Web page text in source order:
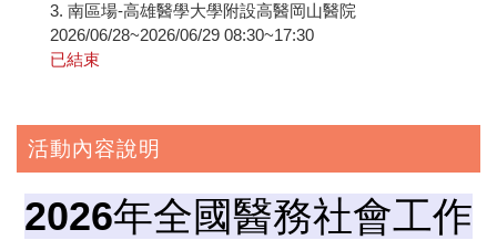
3. 南區場-高雄醫學大學附設高醫岡山醫院
2026/06/28~2026/06/29 08:30~17:30
已結束
活動內容說明
2026年全國醫務社會工作